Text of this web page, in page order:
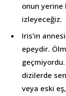
onun yerine
izleyeceğiz.
Iris’in
epeydir.
dizilerde
veya eski